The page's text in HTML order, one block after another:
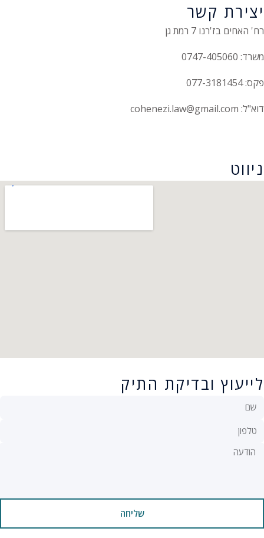
יצירת קשר
רח' האחים בז'רנו 7 רמת גן
משרד: 0747-405060
פקס: 077-3181454
דוא"ל: cohenezi.law@gmail.com
ניווט
לייעוץ ובדיקת התיק
שליחה